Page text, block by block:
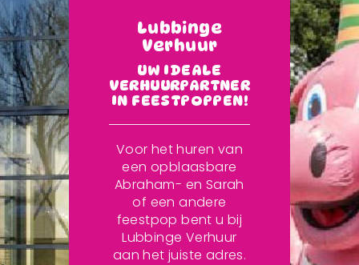
Lubbinge
Verhuur
UW IDEALE
VERHUURPARTNER
IN FEESTPOPPEN!
Voor het huren van
een opblaasbare
Abraham- en Sarah
of een andere
feestpop bent u bij
Lubbinge Verhuur
aan het juiste adres.